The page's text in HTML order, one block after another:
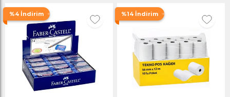
%4 İndirim %14 İndirim